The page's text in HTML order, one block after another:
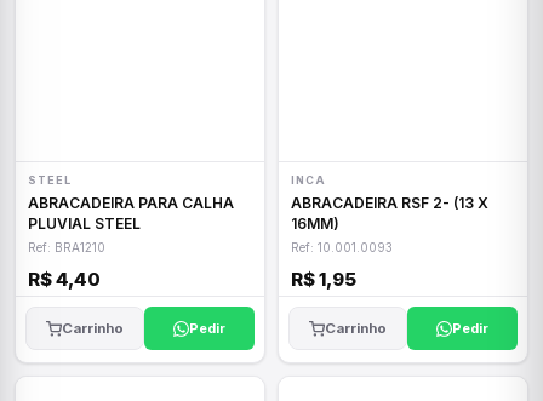
STEEL
ABRACADEIRA PARA CALHA
PLUVIAL STEEL
Ref: BRA1210
R$ 4,40
Carrinho Pedir
INCA
ABRACADEIRA RSF 2- (13 X
16MM)
Ref: 10.001.0093
R$ 1,95
Carrinho Pedir